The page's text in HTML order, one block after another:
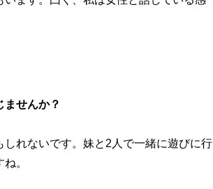
せんか？
れないです。妹と2人で一緒に遊びに行
。